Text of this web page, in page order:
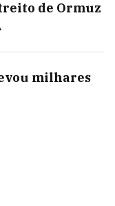
de Ormuz
milhares